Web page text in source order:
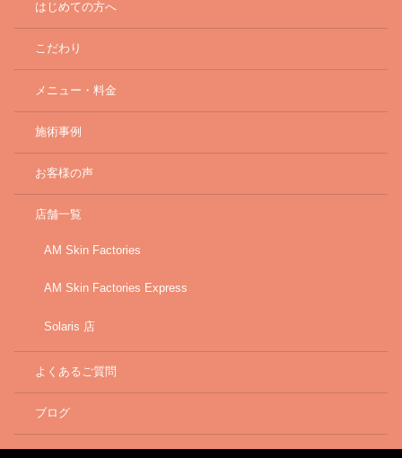
はじめての方へ
こだわり
メニュー・料金
施術事例
お客様の声
店舗一覧
AM Skin Factories
AM Skin Factories Express
Solaris 店
よくあるご質問
ブログ